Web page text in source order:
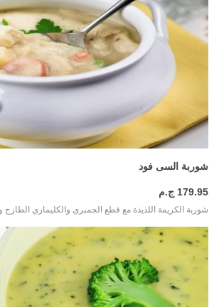
المزيد
شوربة السى فود
179.95 ج.م
شوربة الكريمة اللذيذة مع قطع الجمبري والكليماري الطازج